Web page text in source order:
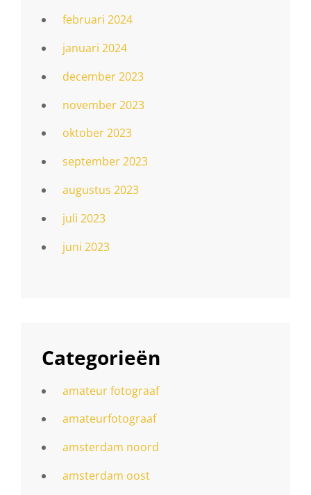
februari 2024
januari 2024
december 2023
november 2023
oktober 2023
september 2023
augustus 2023
juli 2023
juni 2023
Categorieën
amateur fotograaf
amateurfotograaf
amsterdam noord
amsterdam oost